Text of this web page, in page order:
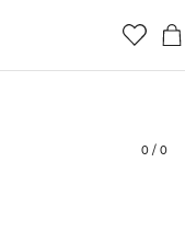
0 / 0